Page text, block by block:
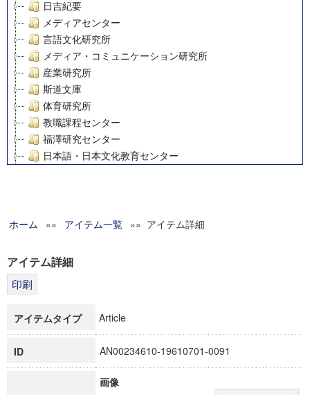
日吉紀要
メディアセンター
言語文化研究所
メディア・コミュニケーション研究所
産業研究所
斯道文庫
体育研究所
教職課程センター
福澤研究センター
日本語・日本文化教育センター
グローバルリサーチインスティテュート
科学研究費補助金研究成果報告書
博士課程教育リーディングプログラム「超成熟社会発展のサ
ホーム »» アイテム一覧 »» アイテム詳細
アイテム詳細
アイテムタイプ Article
ID AN00234610-19610701-0091
画像